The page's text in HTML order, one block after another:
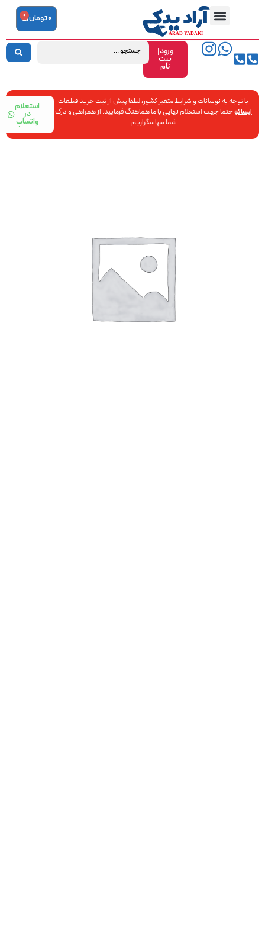
ورود|
ثبت
نام
0تومان 0
با توجه به نوسانات و شرایط متغیر کشور، لطفا پیش از ثبت خرید قطعات
ایساکوحتما جهت استعلام نهایی با ما هماهنگ فرمایید. از همراهی و درک
شما سپاسگزاریم.
استعلام
در
واتساپ